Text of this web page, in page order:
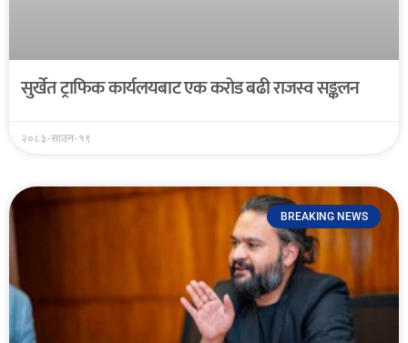
सुर्खेत ट्राफिक कार्यलयबाट एक करोड बढी राजस्व सङ्कलन
२०८३-साउन-१९
BREAKING NEWS